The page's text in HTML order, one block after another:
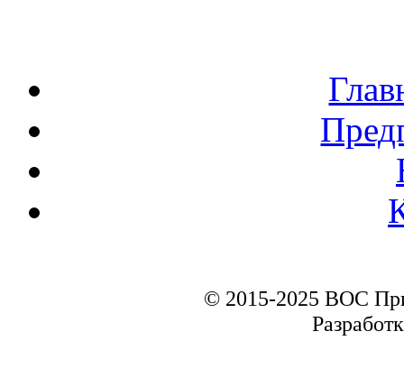
© 2015-2025 ВОС